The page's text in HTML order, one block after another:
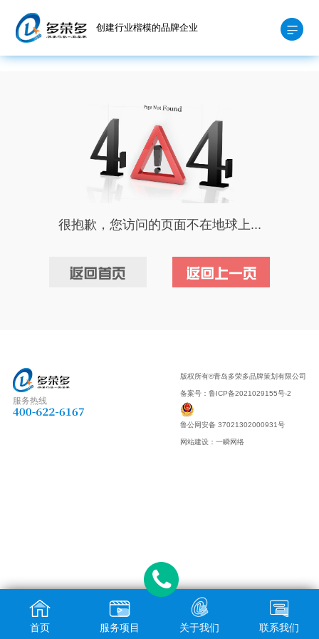
创建行业楷模的品牌企业
很抱歉，您访问的页面不在地球上...
服务热线
版权所有©青岛多荣多品牌策划有限公司
备案号：鲁ICP备2021029155号-2
鲁公网安备 37021302000931号
网站建设 ：一瞬网络
首页 服务项目 关于我们 联系我们